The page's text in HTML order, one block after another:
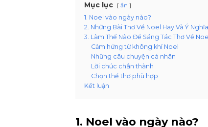
Mục lục ẩn
1. Noel vào ngày nào?
2. Những Bài Thơ Về Noel Hay Và Ý Nghĩa
3. Làm Thế Nào Để Sáng Tác Thơ Về
Cảm hứng từ không khí Noel
Những câu chuyện cá nhân
Lời chúc chân thành
Chọn thể thơ phù hợp
Kết luận
1. Noel vào ngày nào?